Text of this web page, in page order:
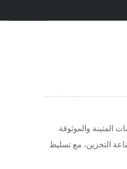
المتينة والموثوقة
التخزين، مع تسليط